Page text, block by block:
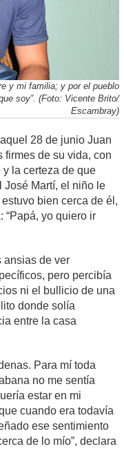
y mi familia; y por el pueblo
soy”. (Foto: Vicente Brito/
Escambray)
28 de junio Juan
firmes de su vida, con
la certeza de que
José Martí, el niño le
bien cerca de él,
“Papá, yo quiero ir
ansias de ver
pero percibía
ni el bullicio de una
donde solía
entre la casa
Para mí toda
no me sentía
estar en mi
cuando era todavía
ese sentimiento
de lo mío”, declara